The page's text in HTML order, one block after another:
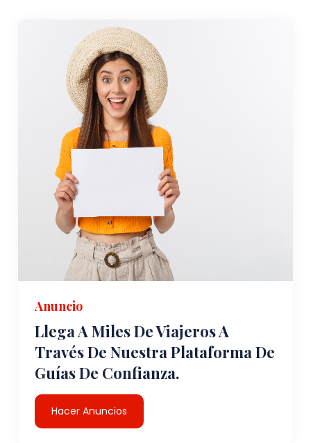
Anuncio
Llega A Miles De Viajeros A
Través De Nuestra Plataforma De
Guías De Confianza.
Hacer Anuncios